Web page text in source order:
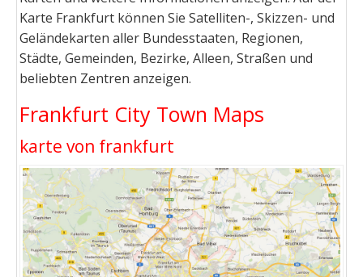
Karte Frankfurt können Sie Satelliten-, Skizzen- und
Geländekarten aller Bundesstaaten, Regionen,
Städte, Gemeinden, Bezirke, Alleen, Straßen und
beliebten Zentren anzeigen.
Frankfurt City Town Maps
karte von frankfurt